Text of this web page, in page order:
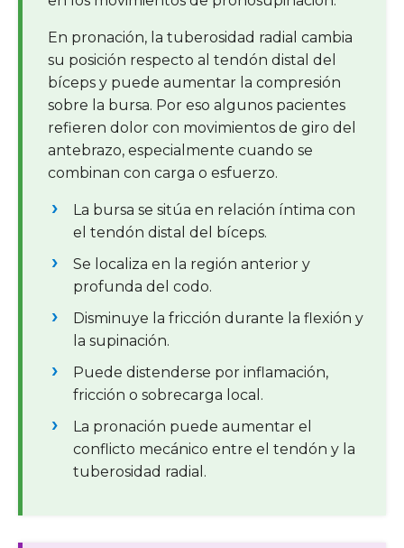
En pronación, la tuberosidad radial cambia
su posición respecto al tendón distal del
bíceps y puede aumentar la compresión
sobre la bursa. Por eso algunos pacientes
refieren dolor con movimientos de giro del
antebrazo, especialmente cuando se
combinan con carga o esfuerzo.
La bursa se sitúa en relación íntima con
el tendón distal del bíceps.
Se localiza en la región anterior y
profunda del codo.
Disminuye la fricción durante la flexión y
la supinación.
Puede distenderse por inflamación,
fricción o sobrecarga local.
La pronación puede aumentar el
conflicto mecánico entre el tendón y la
tuberosidad radial.